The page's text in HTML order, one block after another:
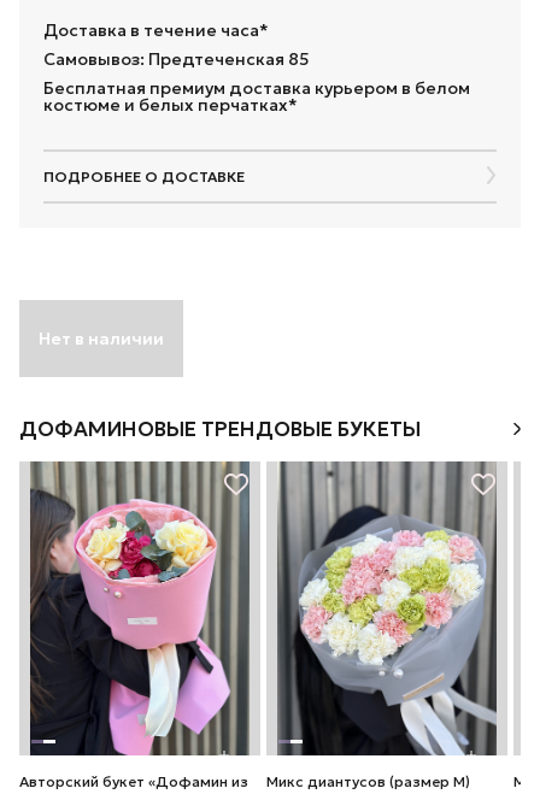
Доставка в течение часа*
Самовывоз: Предтеченская 85
Бесплатная премиум доставка курьером в белом
костюме и белых перчатках*
ПОДРОБНЕЕ О ДОСТАВКЕ
Нет в наличии
ДОФАМИНОВЫЕ ТРЕНДОВЫЕ БУКЕТЫ
Авторский букет «Дофамин из
Микс диантусов (размер М)